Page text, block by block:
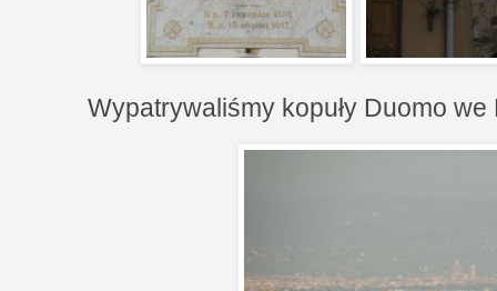
Wypatrywaliśmy kopuły Duomo we